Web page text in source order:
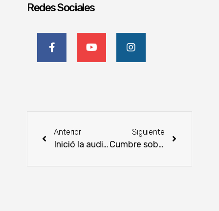
Redes Sociales
Anterior
Inició la auditoría de FSIS con miras al ingreso de la carne paraguaya a los EEUU
Siguiente
Cumbre sobre Cambio Climático de la ONU